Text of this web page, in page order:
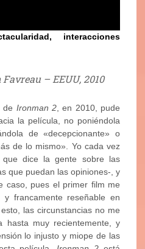
interacciones
– EEUU, 2010
de Ironman 2, en 2010, pude
la película, no poniéndola
de «decepcionante» o
de lo mismo». Yo cada vez
dice la gente sobre las
que puedan las opiniones-, y
caso, pues el primer film me
y francamente reseñable en
las circunstancias no me
hasta muy recientemente, y
lo injusto y miope de las